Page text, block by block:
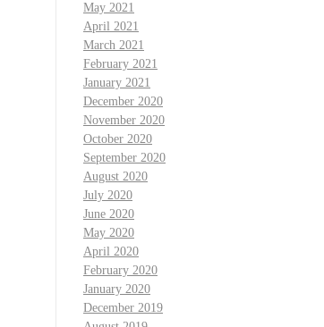
May 2021
April 2021
March 2021
February 2021
January 2021
December 2020
November 2020
October 2020
September 2020
August 2020
July 2020
June 2020
May 2020
April 2020
February 2020
January 2020
December 2019